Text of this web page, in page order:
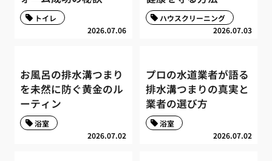
2026.07.06
トイレ
2026.07.03
ハウスクリーニング
お風呂の排水溝つまり
を未然に防ぐ黄金のル
ーティン
2026.07.02
浴室
プロの水道業者が語る
排水溝つまりの真実と
業者の選び方
2026.07.02
浴室